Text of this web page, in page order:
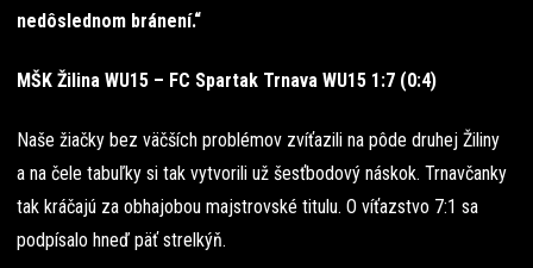
nedôslednom bránení.“
MŠK Žilina WU15 – FC Spartak Trnava WU15 1:7 (0:4)
Naše žiačky bez väčších problémov zvíťazili na pôde druhej Žiliny
a na čele tabuľky si tak vytvorili už šesťbodový náskok. Trnavčanky
tak kráčajú za obhajobou majstrovské titulu. O víťazstvo 7:1 sa
podpísalo hneď päť strelkýň.